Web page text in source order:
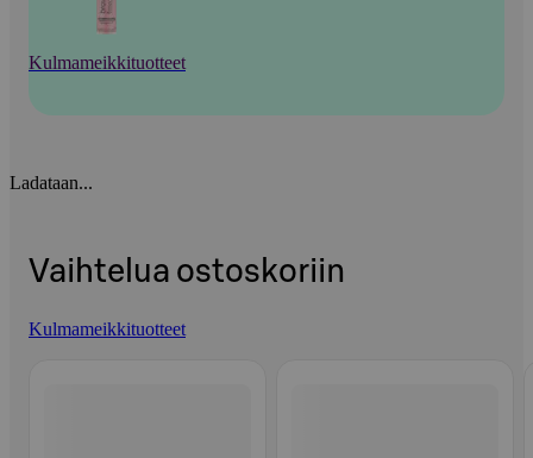
Kulmameikkituotteet
Ladataan...
Vaihtelua ostoskoriin
Kulmameikkituotteet